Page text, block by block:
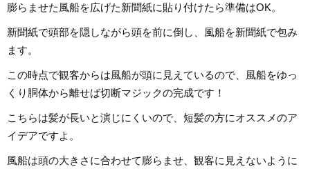
膨らませた風船を広げた新聞紙に貼り付けたら準備はOK。
新聞紙で頭部を隠しながら頭を前に倒し、風船を新聞紙で包み
ます。
この時点で観客からは風船が頭に見えているので、風船をゆっ
くり胴体から離せば切断マジックの完成です！
こちらは髪が長いと演じにくいので、短髪の方にオススメのア
イデアですよ。
風船は頭の大きさに合わせて膨らませ、観客に見えないように